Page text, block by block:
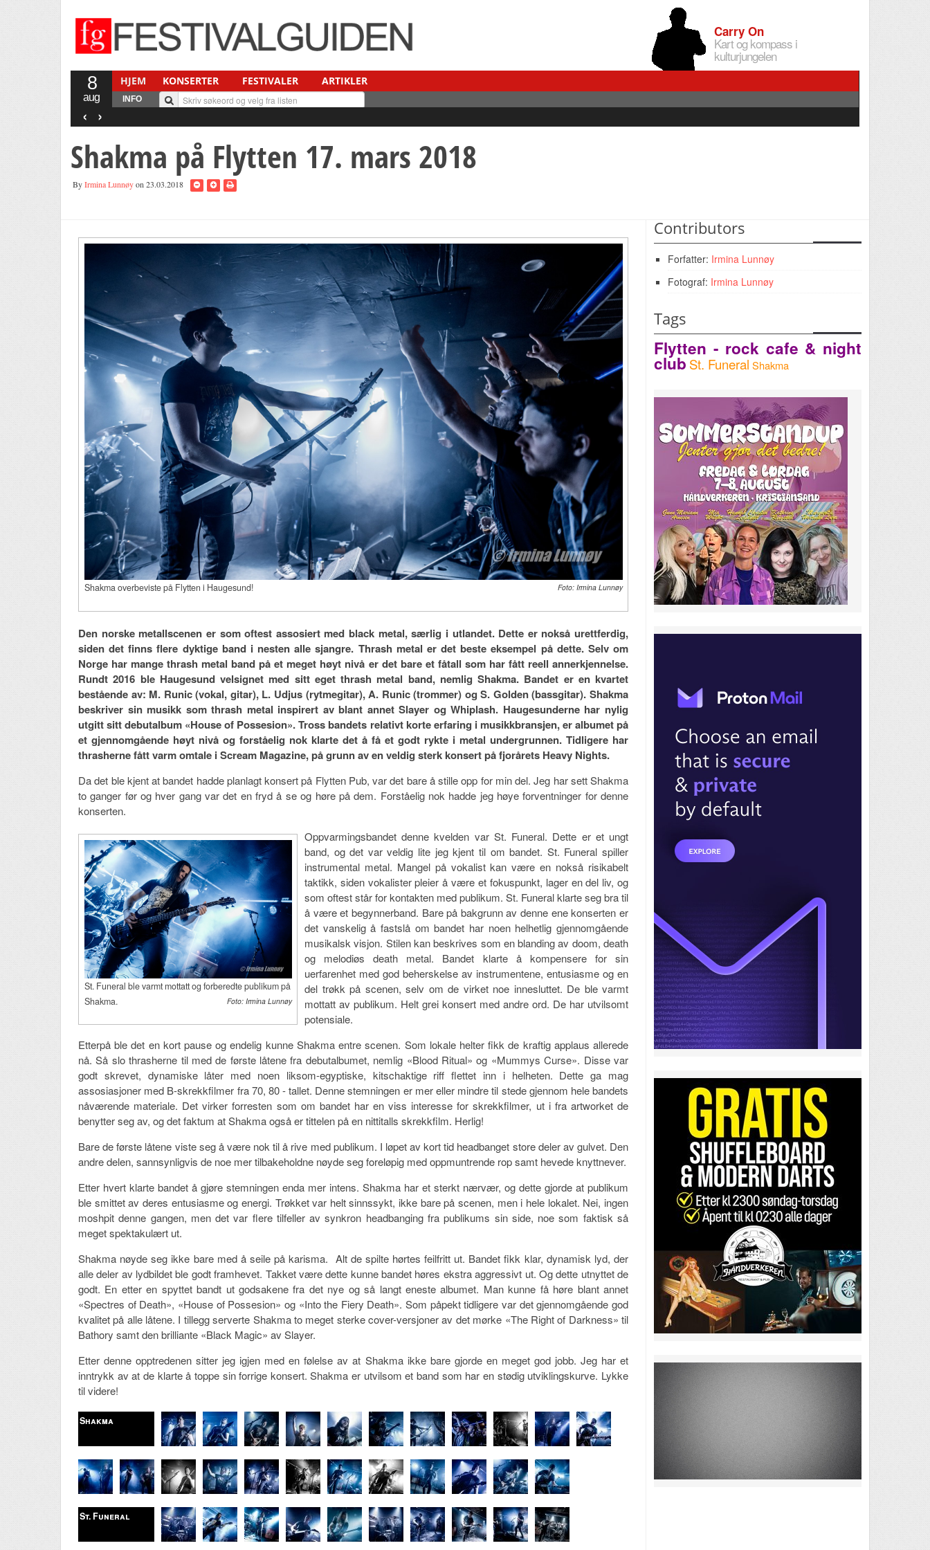
Carry On
Kart og kompass i
kulturjungelen
8
aug
HJEM KONSERTER FESTIVALER ARTIKLER
INFO
‹ ›
Shakma på Flytten 17. mars 2018
ByIrmina Lunnøyon 23.03.2018
Shakma overbeviste på Flytten i Haugesund! Foto: Irmina Lunnøy
Den norske metallscenen er som oftest assosiert med black metal, særlig i utlandet. Dette er nokså urettferdig,
siden det finns flere dyktige band i nesten alle sjangre. Thrash metal er det beste eksempel på dette. Selv om
Norge har mange thrash metal band på et meget høyt nivå er det bare et fåtall som har fått reell annerkjennelse.
Rundt 2016 ble Haugesund velsignet med sitt eget thrash metal band, nemlig Shakma. Bandet er en kvartet
bestående av: M. Runic (vokal, gitar), L. Udjus (rytmegitar), A. Runic (trommer) og S. Golden (bassgitar). Shakma
beskriver sin musikk som thrash metal inspirert av blant annet Slayer og Whiplash. Haugesunderne har nylig
utgitt sitt debutalbum «House of Possesion». Tross bandets relativt korte erfaring i musikkbransjen, er albumet på
et gjennomgående høyt nivå og forståelig nok klarte det å få et godt rykte i metal undergrunnen. Tidligere har
thrasherne fått varm omtale i Scream Magazine, på grunn av en veldig sterk konsert på fjorårets Heavy Nights.
Da det ble kjent at bandet hadde planlagt konsert på Flytten Pub, var det bare å stille opp for min del. Jeg har sett Shakma
to ganger før og hver gang var det en fryd å se og høre på dem. Forståelig nok hadde jeg høye forventninger for denne
konserten.
St. Funeral ble varmt mottatt og forberedte publikum på
Shakma.
Foto: Irmina Lunnøy
Oppvarmingsbandet denne kvelden var St. Funeral. Dette er et ungt
band, og det var veldig lite jeg kjent til om bandet. St. Funeral spiller
instrumental metal. Mangel på vokalist kan være en nokså risikabelt
taktikk, siden vokalister pleier å være et fokuspunkt, lager en del liv, og
som oftest står for kontakten med publikum. St. Funeral klarte seg bra til
å være et begynnerband. Bare på bakgrunn av denne ene konserten er
det vanskelig å fastslå om bandet har noen helhetlig gjennomgående
musikalsk visjon. Stilen kan beskrives som en blanding av doom, death
og melodiøs death metal. Bandet klarte å kompensere for sin
uerfarenhet med god beherskelse av instrumentene, entusiasme og en
del trøkk på scenen, selv om de virket noe innesluttet. De ble varmt
mottatt av publikum. Helt grei konsert med andre ord. De har utvilsomt
potensiale.
Etterpå ble det en kort pause og endelig kunne Shakma entre scenen. Som lokale helter fikk de kraftig applaus allerede
nå. Så slo thrasherne til med de første låtene fra debutalbumet, nemlig «Blood Ritual» og «Mummys Curse». Disse var
godt skrevet, dynamiske låter med noen liksom-egyptiske, kitschaktige riff flettet inn i helheten. Dette ga mag
assosiasjoner med B-skrekkfilmer fra 70, 80 - tallet. Denne stemningen er mer eller mindre til stede gjennom hele bandets
nåværende materiale. Det virker forresten som om bandet har en viss interesse for skrekkfilmer, ut i fra artworket de
benytter seg av, og det faktum at Shakma også er tittelen på en nittitalls skrekkfilm. Herlig!
Bare de første låtene viste seg å være nok til å rive med publikum. I løpet av kort tid headbanget store deler av gulvet. Den
andre delen, sannsynligvis de noe mer tilbakeholdne nøyde seg foreløpig med oppmuntrende rop samt hevede knyttnever.
Etter hvert klarte bandet å gjøre stemningen enda mer intens. Shakma har et sterkt nærvær, og dette gjorde at publikum
ble smittet av deres entusiasme og energi. Trøkket var helt sinnssykt, ikke bare på scenen, men i hele lokalet. Nei, ingen
moshpit denne gangen, men det var flere tilfeller av synkron headbanging fra publikums sin side, noe som faktisk så
meget spektakulært ut.
Shakma nøyde seg ikke bare med å seile på karisma. Alt de spilte hørtes feilfritt ut. Bandet fikk klar, dynamisk lyd, der
alle deler av lydbildet ble godt framhevet. Takket være dette kunne bandet høres ekstra aggressivt ut. Og dette utnyttet de
godt. En etter en spyttet bandt ut godsakene fra det nye og så langt eneste albumet. Man kunne få høre blant annet
«Spectres of Death», «House of Possesion» og «Into the Fiery Death». Som påpekt tidligere var det gjennomgående god
kvalitet på alle låtene. I tillegg serverte Shakma to meget sterke cover-versjoner av det mørke «The Right of Darkness» til
Bathory samt den brilliante «Black Magic» av Slayer.
Etter denne opptredenen sitter jeg igjen med en følelse av at Shakma ikke bare gjorde en meget god jobb. Jeg har et
inntrykk av at de klarte å toppe sin forrige konsert. Shakma er utvilsom et band som har en stødig utviklingskurve. Lykke
til videre!
Shakma
St. Funeral
Contributors
Forfatter: Irmina Lunnøy
Fotograf: Irmina Lunnøy
Tags
Flytten - rock cafe & night
club St. Funeral Shakma